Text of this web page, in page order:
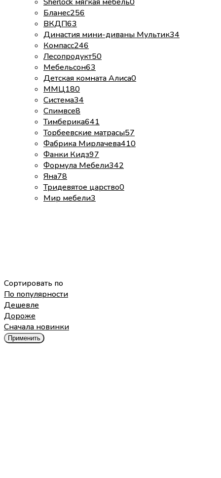
Бланес256
ВКДП63
Династия мини-диваны Мультик34
Компасс246
Лесопродукт50
Мебельсон63
Детская комната Алиса0
ММЦ180
Система34
Спимвсе8
Тимберика641
Торбеевские матрасы57
Фабрика Мирлачева410
Фанки Кидз97
Формула Мебели342
Яна78
Тридевятое царство0
Мир мебели3
Сортировать по
По популярности
Дешевле
Дороже
Cначала новинки
Применить